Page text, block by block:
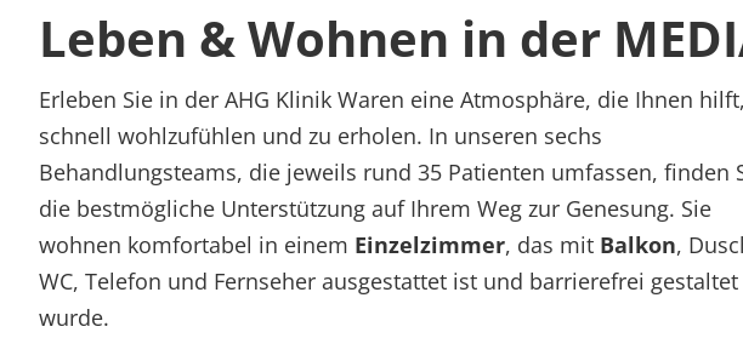
Leben & Wohnen in der
Erleben Sie in der AHG Klinik Waren eine Atmosphäre, die Ihnen
schnell wohlzufühlen und zu erholen. In unseren sechs
Behandlungsteams, die jeweils rund 35 Patienten umfassen, finden
die bestmögliche Unterstützung auf Ihrem Weg zur Genesung. Sie
wohnen komfortabel in einem Einzelzimmer, das mit Balkon,
WC, Telefon und Fernseher ausgestattet ist und barrierefrei gestaltet
wurde.